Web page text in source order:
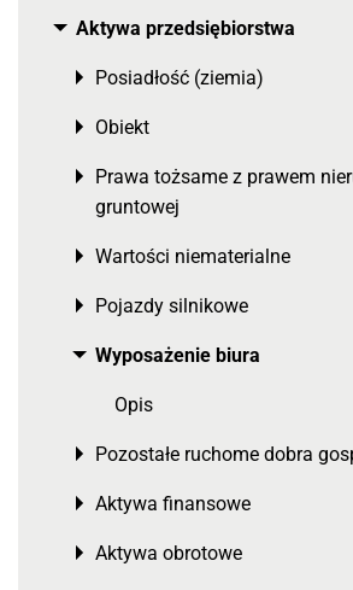
Aktywa przedsiębiorstwa
Toggle menu
Posiadłość (ziemia)
Toggle menu
Obiekt
Toggle menu
Prawa tożsame z prawem
gruntowej
Toggle menu
Wartości niematerialne
Toggle menu
Pojazdy silnikowe
Toggle menu
Wyposażenie biura
Toggle menu
Opis
Pozostałe ruchome dobra
Toggle menu
Aktywa finansowe
Toggle menu
Aktywa obrotowe
Toggle menu